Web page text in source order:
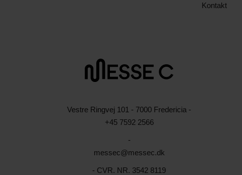
Kontakt
Vestre Ringvej 101 - 7000 Fredericia -
+45 7592 2566
-
messec@messec.dk
- CVR. NR. 3542 8119